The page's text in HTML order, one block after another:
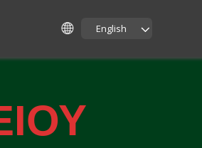
English